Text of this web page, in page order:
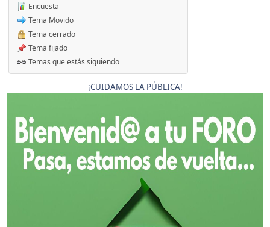
Encuesta
Tema Movido
Tema cerrado
Tema fijado
Temas que estás siguiendo
¡CUIDAMOS LA PÚBLICA!